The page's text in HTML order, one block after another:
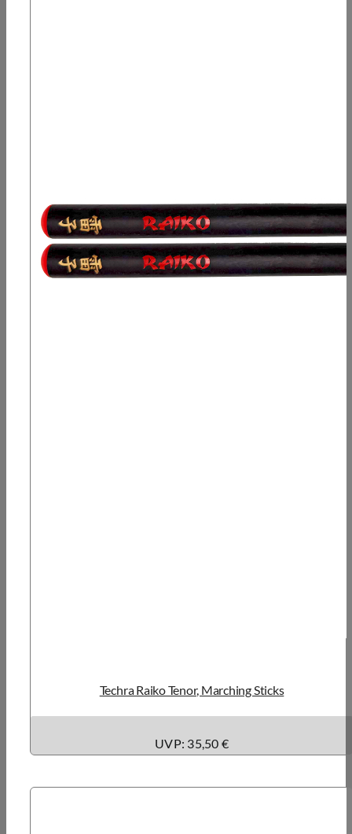
Techra Raiko Tenor, Marching Sticks
UVP: 35,50 €